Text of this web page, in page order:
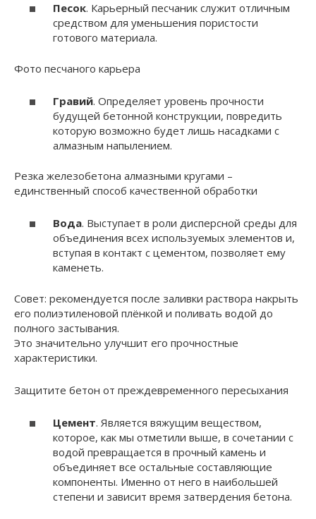
Песок. Карьерный песчаник служит отличным
средством для уменьшения пористости
готового материала.
Фото песчаного карьера
Гравий. Определяет уровень прочности
будущей бетонной конструкции, повредить
которую возможно будет лишь насадками с
алмазным напылением.
Резка железобетона алмазными кругами –
единственный способ качественной обработки
Вода. Выступает в роли дисперсной среды для
объединения всех используемых элементов и,
вступая в контакт с цементом, позволяет ему
каменеть.
Совет: рекомендуется после заливки раствора накрыть
его полиэтиленовой плёнкой и поливать водой до
полного застывания.
Это значительно улучшит его прочностные
характеристики.
Защитите бетон от преждевременного пересыхания
Цемент. Является вяжущим веществом,
которое, как мы отметили выше, в сочетании с
водой превращается в прочный камень и
объединяет все остальные составляющие
компоненты. Именно от него в наибольшей
степени и зависит время затвердения бетона.